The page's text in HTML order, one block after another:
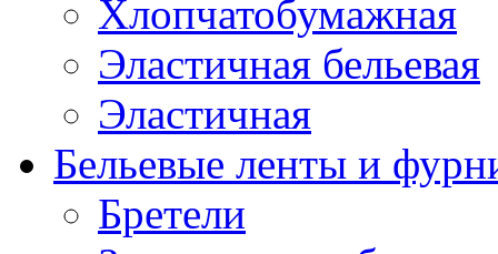
Хлопчатобумажная
Эластичная бельевая
Эластичная
Бельевые ленты и
Бретели